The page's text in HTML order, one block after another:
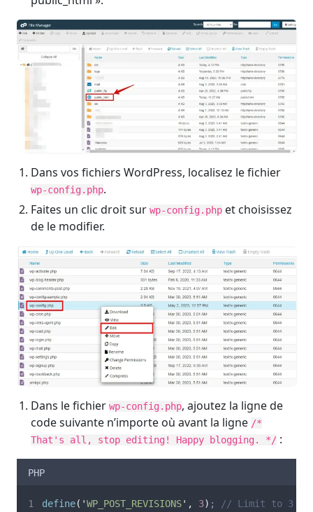
Dans vos fichiers WordPress, localisez le fichier
wp-config.php.
Faites un clic droit sur wp-config.php et choisissez
de le modifier.
Dans le fichier wp-config.php, ajoutez la ligne de
code suivante n’importe où avant la ligne /*
That's all, stop editing! Happy blogging. */ :
PHP
define( 'WP_POST_REVISIONS' , 3) ; // Limit to 3